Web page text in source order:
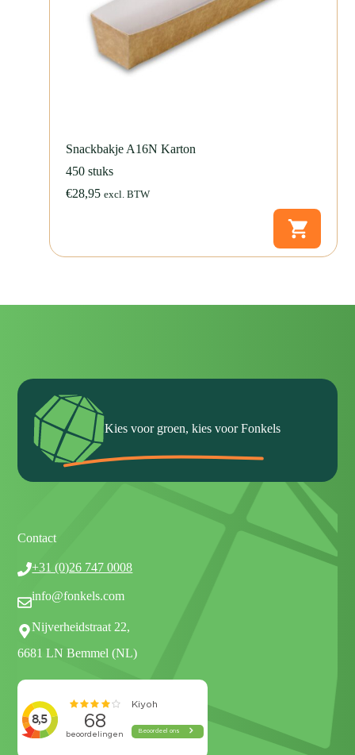
Snackbakje A16N Karton
450 stuks
€28,95 excl. BTW
Kies voor groen, kies voor Fonkels
Contact
+31 (0)26 747 0008
info@fonkels.com
Nijverheidstraat 22,
6681 LN Bemmel (NL)